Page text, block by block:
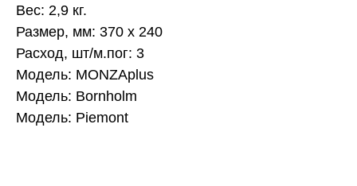
Вес: 2,9 кг.
Размер, мм: 370 х 240
Расход, шт/м.пог: 3
Модель: MONZAplus
Модель: Bornholm
Модель: Piemont